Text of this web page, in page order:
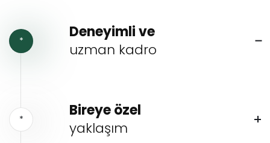
*
Deneyimli ve
uzman kadro
*
Bireye özel
yaklaşım